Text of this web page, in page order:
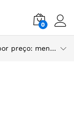
0
Ordenar por preço: menor para maior